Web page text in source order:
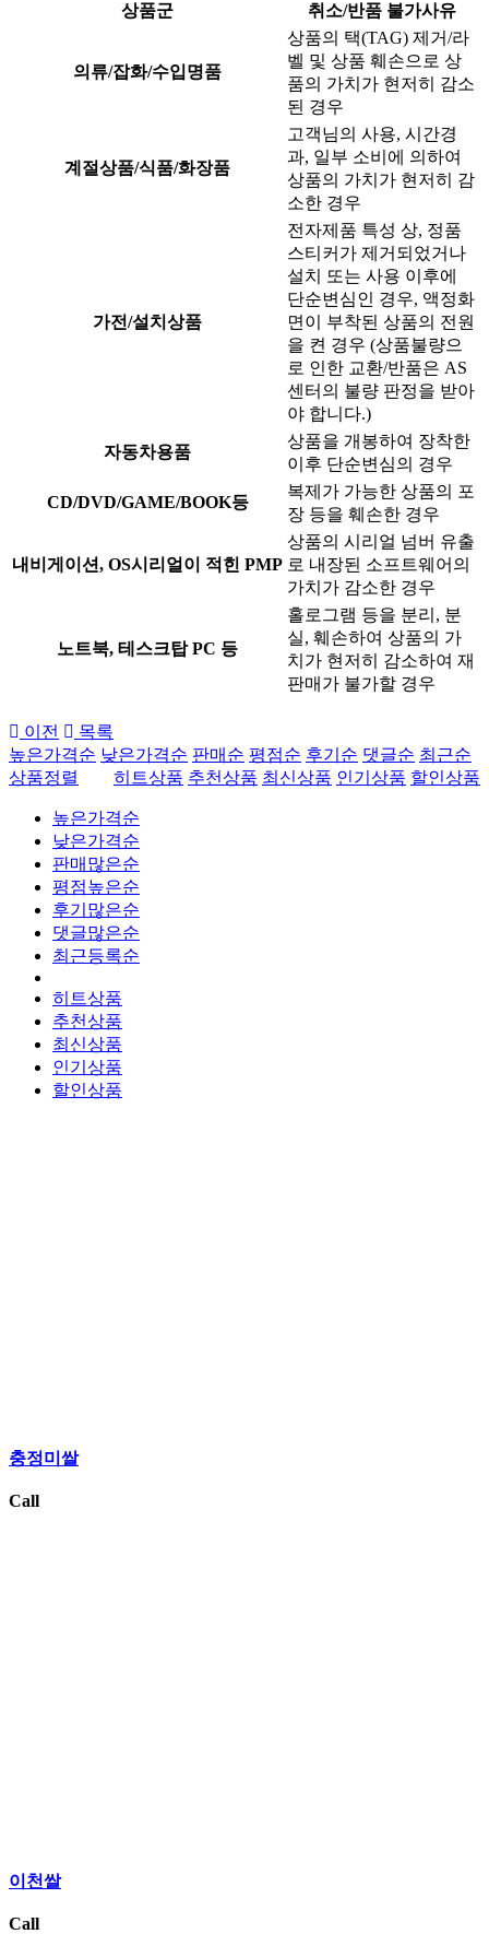
상품군
취소/반품 불가사유
의류/잡화/수입명품
상품의 택(TAG) 제거/라
벨 및 상품 훼손으로 상
품의 가치가 현저히 감소
된 경우
계절상품/식품/화장품
고객님의 사용, 시간경
과, 일부 소비에 의하여
상품의 가치가 현저히 감
소한 경우
가전/설치상품
전자제품 특성 상, 정품
스티커가 제거되었거나
설치 또는 사용 이후에
단순변심인 경우, 액정화
면이 부착된 상품의 전원
을 켠 경우 (상품불량으
로 인한 교환/반품은 AS
센터의 불량 판정을 받아
야 합니다.)
자동차용품
상품을 개봉하여 장착한
이후 단순변심의 경우
CD/DVD/GAME/BOOK등
복제가 가능한 상품의 포
장 등을 훼손한 경우
내비게이션, OS시리얼이 적힌 PMP
상품의 시리얼 넘버 유출
로 내장된 소프트웨어의
가치가 감소한 경우
노트북, 테스크탑 PC 등
홀로그램 등을 분리, 분
실, 훼손하여 상품의 가
치가 현저히 감소하여 재
판매가 불가할 경우
이전
목록
높은가격순 낮은가격순 판매순 평점순 후기순 댓글순 최근순
히트상품 추천상품 최신상품 인기상품 할인상품
상품정렬
높은가격순
낮은가격순
판매많은순
평점높은순
후기많은순
댓글많은순
최근등록순
히트상품
추천상품
최신상품
인기상품
할인상품
충정미쌀
Call
이천쌀
Call